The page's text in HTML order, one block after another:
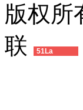
版权所
联
51La